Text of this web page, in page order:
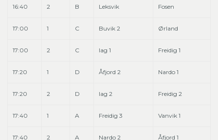
16:40 2 B Leksvik Fosen
17:00 1 C Buvik 2 Ørland
17:00 2 C lag 1 Freidig 1
17:20 1 D Åfjord 2 Nardo 1
17:20 2 D lag 2 Freidig 2
17:40 1 A Freidig 3 Vanvik 1
17:40 2 A Nardo 2 Åfjord 1